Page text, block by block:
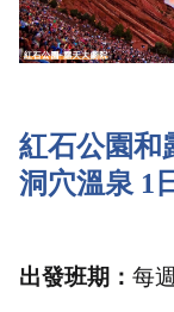
紅石公園和
洞穴溫泉 1
出發班期： 每